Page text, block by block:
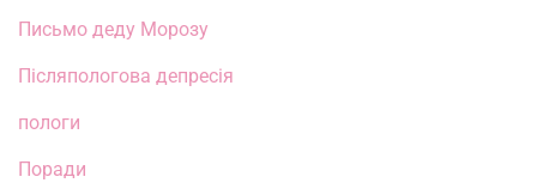
Письмо деду Морозу
Післяпологова депресія
пологи
Поради